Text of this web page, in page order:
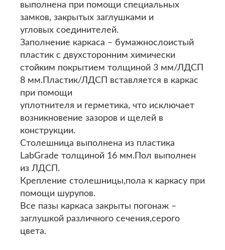
выполнена при помощи специальных
замков, закрытых заглушками и
угловых соединителей.
Заполнение каркаса – бумажнослоистый
пластик с двухсторонним химически
стойким покрытием толщиной 3 мм/ЛДСП
8 мм.Пластик/ЛДСП вставляется в каркас
при помощи
уплотнителя и герметика, что исключает
возникновение зазоров и щелей в
конструкции.
Столешница выполнена из пластика
LabGrade толщиной 16 мм.Пол выполнен
из ЛДСП.
Крепление столешницы,пола к каркасу при
помощи шурупов.
Все пазы каркаса закрыты погонаж –
заглушкой различного сечения,серого
цвета.